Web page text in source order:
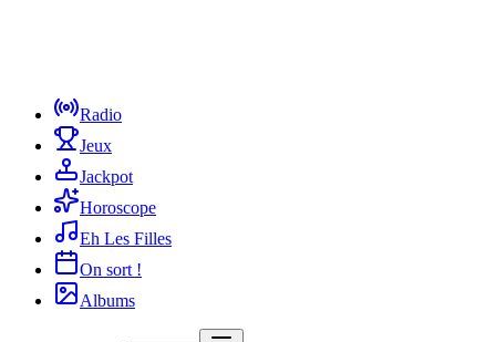
Radio
Jeux
Jackpot
Horoscope
Eh Les Filles
On sort !
Albums